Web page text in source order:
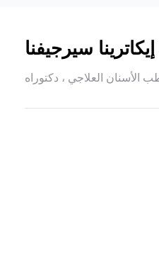
سيرجيفنا
العلاجي ، دكتوراه